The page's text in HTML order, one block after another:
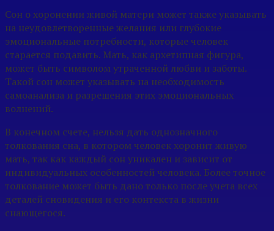
Сон о хоронении живой матери может также указывать
на неудовлетворенные желания или глубокие
эмоциональные потребности, которые человек
старается подавить. Мать, как архетипная фигура,
может быть символом утраченной любви и заботы.
Такой сон может указывать на необходимость
самоанализа и разрешения этих эмоциональных
волнений.
В конечном счете, нельзя дать однозначного
толкования сна, в котором человек хоронит живую
мать, так как каждый сон уникален и зависит от
индивидуальных особенностей человека. Более точное
толкование может быть дано только после учета всех
деталей сновидения и его контекста в жизни
снающегося.